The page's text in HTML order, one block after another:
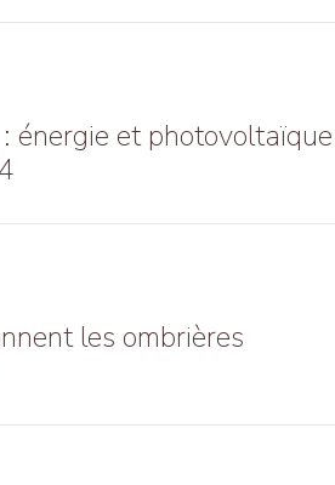
énergie et photovoltaïque
les ombrières